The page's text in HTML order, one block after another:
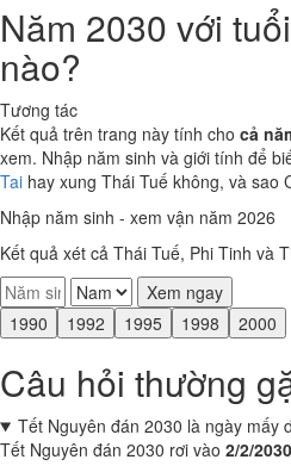
Năm 2030 với
nào?
Tương tác
Kết quả trên trang này tính cho cả
xem. Nhập năm sinh và giới tính để
Tai hay xung Thái Tuế không, và sao
Nhập năm sinh - xem vận năm 2026
Kết quả xét cả Thái Tuế, Phi Tinh và
Xem ngay
1990
1992 1995 1998 2000
Câu hỏi thường
Tết Nguyên đán 2030 là ngày mấy
Tết Nguyên đán 2030 rơi vào 2/2/2030